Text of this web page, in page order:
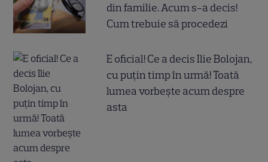
din familie. Acum s-a decis!
Cum trebuie să procedezi
E oficial! Ce a decis Ilie Bolojan,
cu puțin timp în urmă! Toată
lumea vorbește acum despre
asta